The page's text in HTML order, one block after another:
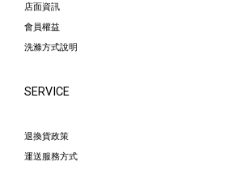
店面資訊
會員權益
洗滌方式說明
SERVICE
退換貨政策
運送服務方式